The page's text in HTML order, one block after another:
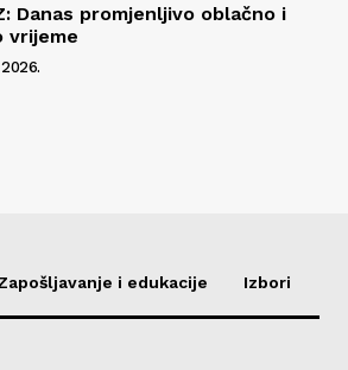
Danas promjenljivo oblačno i
vrijeme
i edukacije Izbori